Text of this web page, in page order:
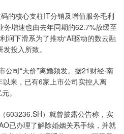
核心支柱IT分销及增值服务毛利
增速也由去年同期的62.7%放缓至
润下滑系为了推动“AI驱动的数云融
投入所致。
司“天价”离婚频发。据21财经·南
来，已有6家上市公司实控人离
。
）就曾披露公告称，实
已办理了解除婚姻关系手续，并就